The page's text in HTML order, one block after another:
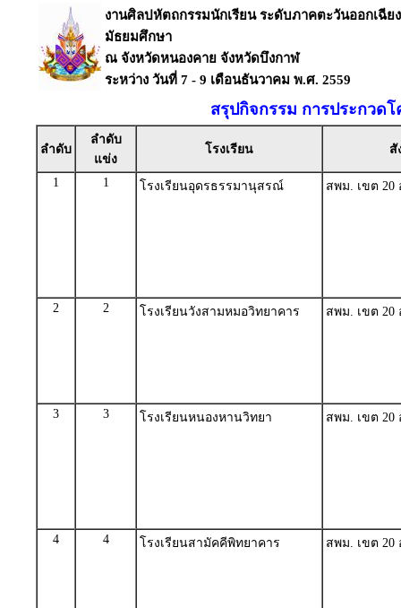
งานศิลปหัตถกรรมนักเรียน ระดับภาคตะวันออกเฉีย
มัธยมศึกษา
ณ จังหวัดหนองคาย จังหวัดบึงกาฬ
ระหว่าง วันที่ 7 - 9 เดือนธันวาคม พ.ศ. 2559
สรุปกิจกรรม การประกวด
ลำดับ
ลำดับ
แข่ง
โรงเรียน สั
1 1 โรงเรียนอุดรธรรมานุสรณ์ สพม. เขต 20
2 2 โรงเรียนวังสามหมอวิทยาคาร สพม. เขต 20
3 3 โรงเรียนหนองหานวิทยา สพม. เขต 20
4 4 โรงเรียนสามัคคีพิทยาคาร สพม. เขต 20